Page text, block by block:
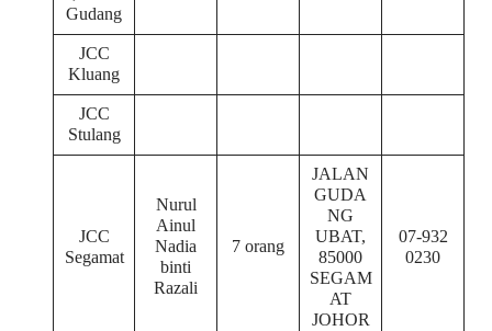
Gudang
JCC
Kluang
JCC
Stulang
JCC
Segamat
Nurul
Ainul
Nadia
binti
Razali
7 orang
JALAN
GUDA
NG
UBAT,
85000
SEGAM
AT
JOHOR
07-932
0230